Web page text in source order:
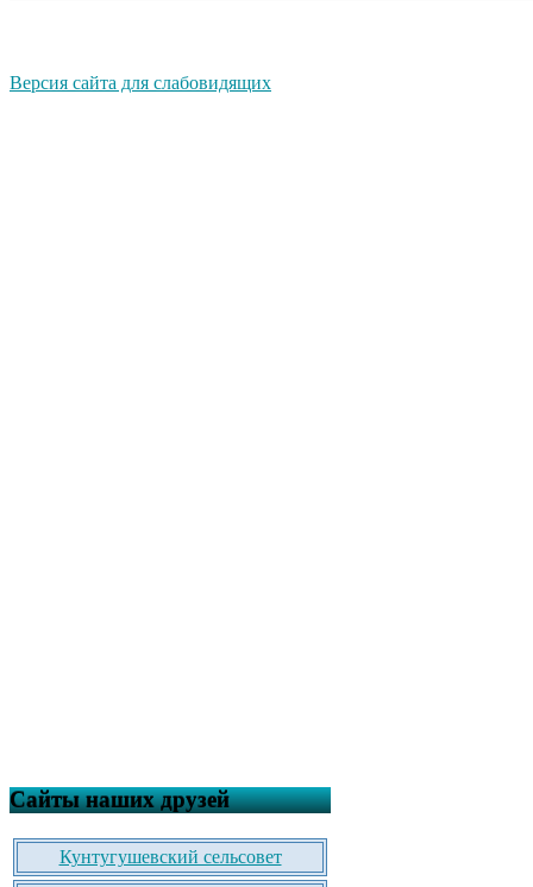
Версия сайта для слабовидящих
Сайты наших друзей
Кунтугушевский сельсовет